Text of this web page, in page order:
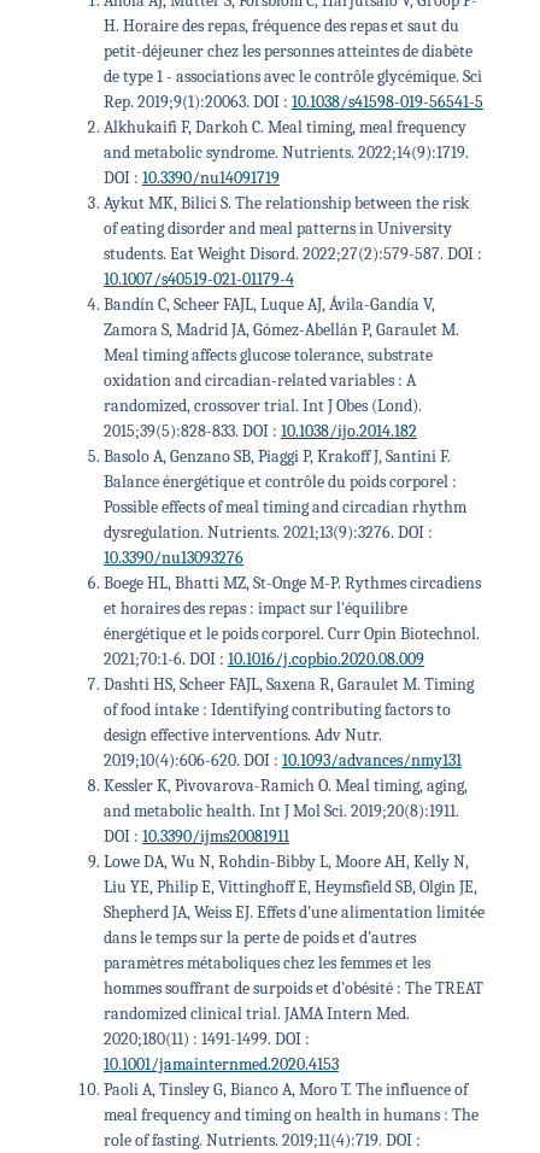
H. Horaire des repas, fréquence des repas et saut du
petit-déjeuner chez les personnes atteintes de diabète
de type 1 - associations avec le contrôle glycémique. Sci
Rep. 2019;9(1):20063. DOI : 10.1038/s41598-019-56541-5
Alkhukaifi F, Darkoh C. Meal timing, meal frequency
and metabolic syndrome. Nutrients. 2022;14(9):1719.
DOI : 10.3390/nu14091719
Aykut MK, Bilici S. The relationship between the risk
of eating disorder and meal patterns in University
students. Eat Weight Disord. 2022;27(2):579-587. DOI :
10.1007/s40519-021-01179-4
Bandín C, Scheer FAJL, Luque AJ, Ávila-Gandía V,
Zamora S, Madrid JA, Gómez-Abellán P, Garaulet M.
Meal timing affects glucose tolerance, substrate
oxidation and circadian-related variables : A
randomized, crossover trial. Int J Obes (Lond).
2015;39(5):828-833. DOI : 10.1038/ijo.2014.182
Basolo A, Genzano SB, Piaggi P, Krakoff J, Santini F.
Balance énergétique et contrôle du poids corporel :
Possible effects of meal timing and circadian rhythm
dysregulation. Nutrients. 2021;13(9):3276. DOI :
10.3390/nu13093276
Boege HL, Bhatti MZ, St-Onge M-P. Rythmes circadiens
et horaires des repas : impact sur l'équilibre
énergétique et le poids corporel. Curr Opin Biotechnol.
2021;70:1-6. DOI : 10.1016/j.copbio.2020.08.009
Dashti HS, Scheer FAJL, Saxena R, Garaulet M. Timing
of food intake : Identifying contributing factors to
design effective interventions. Adv Nutr.
2019;10(4):606-620. DOI : 10.1093/advances/nmy131
Kessler K, Pivovarova-Ramich O. Meal timing, aging,
and metabolic health. Int J Mol Sci. 2019;20(8):1911.
DOI : 10.3390/ijms20081911
Lowe DA, Wu N, Rohdin-Bibby L, Moore AH, Kelly N,
Liu YE, Philip E, Vittinghoff E, Heymsfield SB, Olgin JE,
Shepherd JA, Weiss EJ. Effets d'une alimentation limitée
dans le temps sur la perte de poids et d'autres
paramètres métaboliques chez les femmes et les
hommes souffrant de surpoids et d'obésité : The TREAT
randomized clinical trial. JAMA Intern Med.
2020;180(11) : 1491-1499. DOI :
10.1001/jamainternmed.2020.4153
Paoli A, Tinsley G, Bianco A, Moro T. The influence of
meal frequency and timing on health in humans : The
role of fasting. Nutrients. 2019;11(4):719. DOI :